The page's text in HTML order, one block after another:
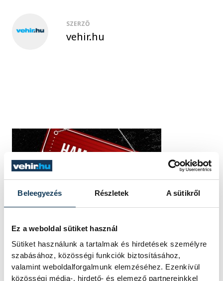
Beleegyezés Részletek A sütikről
Ez a weboldal sütiket használ
Sütiket használunk a tartalmak és hirdetések személyre
szabásához, közösségi funkciók biztosításához,
valamint weboldalforgalmunk elemzéséhez. Ezenkívül
közösségi média-, hirdető- és elemező partnereinkkel
SZERZŐ
vehir.hu